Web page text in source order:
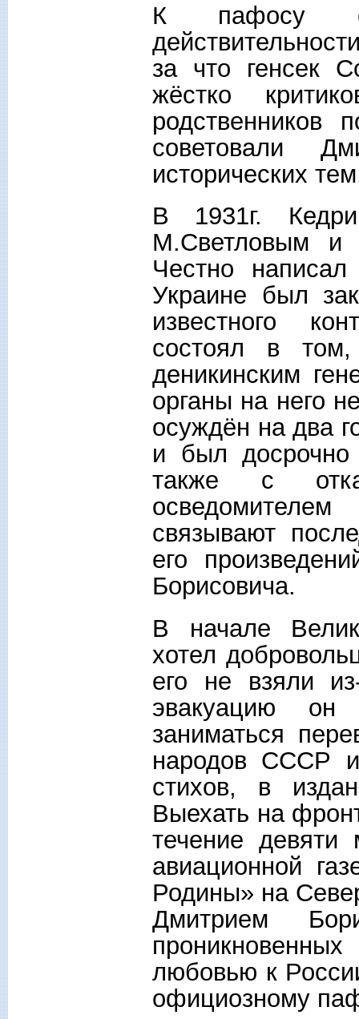
К пафосу
за что генсек
жёстко
родственников
советовали
исторических
В 1931г.
М.Светловым и
Честно
Украине был
известного
состоял в
деникинским
органы на него
осуждён на два
и был
также с
связывают
его
Борисовича.
В начале
хотел
его не взяли
эвакуацию
заниматься
народов СССР и
стихов, в
Выехать на
течение девяти
авиационной
Родины» на
Дмитрием
любовью к
официозному